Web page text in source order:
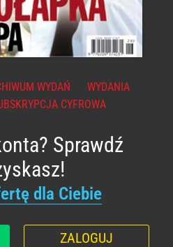
WYDAŃ
WYDANIA
CYFROWA
Sprawdź
dla Ciebie
ZALOGUJ